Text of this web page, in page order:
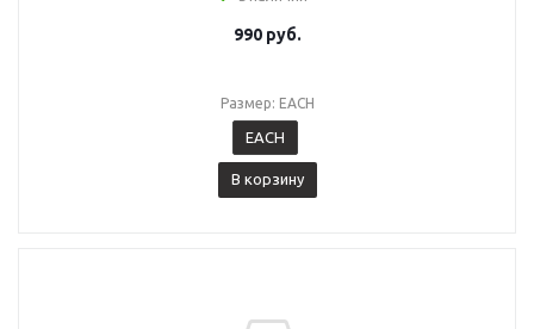
990 руб.
Размер: EACH
EACH
В корзину